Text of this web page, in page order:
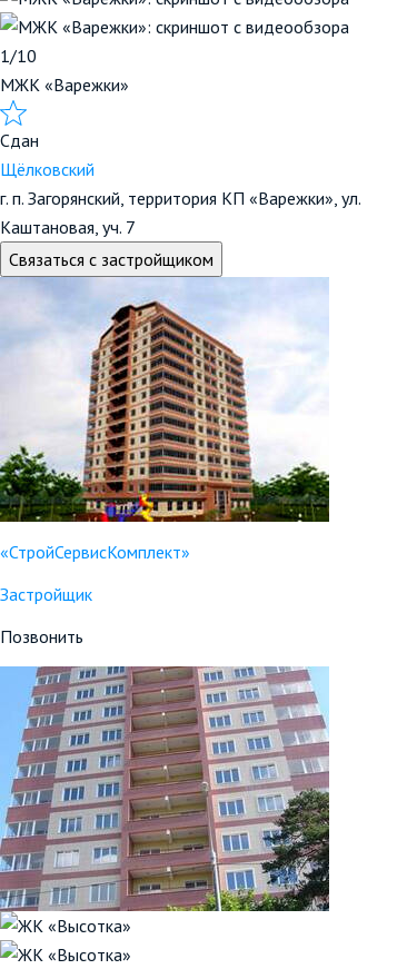
1/10
МЖК «Варежки»
Сдан
Щёлковский
г. п. Загорянский, территория КП «Варежки», ул.
Каштановая, уч. 7
Связаться с застройщиком
«СтройСервисКомплект»
Застройщик
Позвонить